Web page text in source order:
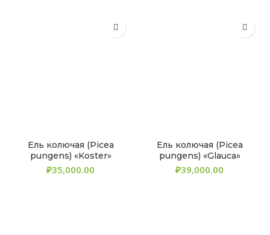
Ель колючая (Picea
pungens) «Koster»
₽
Ель колючая (Picea
pungens) «Glauca»
₽